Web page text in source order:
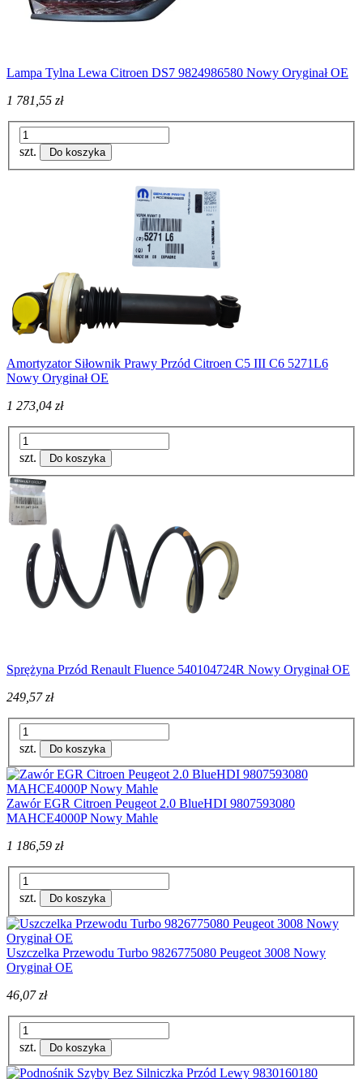
Lampa Tylna Lewa Citroen DS7 9824986580 Nowy Oryginał OE
1 781,55 zł
szt. Do koszyka
Amortyzator Siłownik Prawy Przód Citroen C5 III C6 5271L6
Nowy Oryginał OE
1 273,04 zł
szt. Do koszyka
Sprężyna Przód Renault Fluence 540104724R Nowy Oryginał OE
249,57 zł
szt. Do koszyka
Zawór EGR Citroen Peugeot 2.0 BlueHDI 9807593080
MAHCE4000P Nowy Mahle
1 186,59 zł
szt. Do koszyka
Uszczelka Przewodu Turbo 9826775080 Peugeot 3008 Nowy
Oryginał OE
46,07 zł
szt. Do koszyka